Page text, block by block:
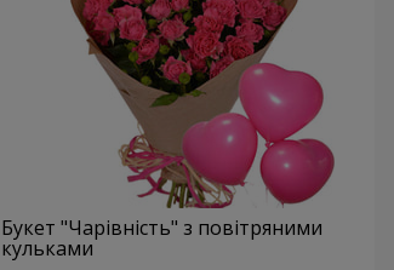
Букет "Чарівність" з повітряними
кульками